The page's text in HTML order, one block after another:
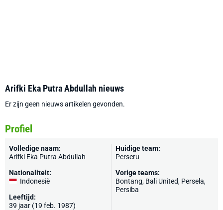
Arifki Eka Putra Abdullah nieuws
Er zijn geen nieuws artikelen gevonden.
Profiel
Volledige naam:
Arifki Eka Putra Abdullah
Nationaliteit:
Indonesië
Leeftijd:
39 jaar (19 feb. 1987)
Huidige team:
Perseru
Vorige teams:
Bontang, Bali United, Persela,
Persiba